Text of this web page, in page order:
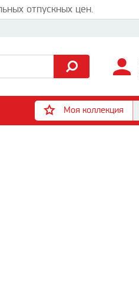
отпускных цен.
Моя коллекция